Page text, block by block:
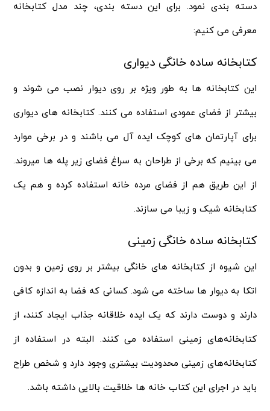
دسته بندی نمود. برای این دسته بندی، چند مدل کتابخانه
معرفی می کنیم:
کتابخانه ساده خانگی دیواری
این کتابخانه ها به طور ویژه بر روی دیوار نصب می شوند و
بیشتر از فضای عمودی استفاده می کنند. کتابخانه های دیواری
برای آپارتمان های کوچک ایده آل می باشند و در برخی موارد
می‌ بینیم که برخی از طراحان به سراغ فضای زیر پله ها میروند.
از این طریق هم از فضای مرده خانه استفاده کرده و هم یک
کتابخانه شیک و زیبا می سازند.
کتابخانه ساده خانگی زمینی
این شیوه از کتابخانه های خانگی بیشتر بر روی زمین و بدون
اتکا به دیوار ها ساخته می شود. کسانی که فضا به اندازه کافی
دارند و دوست دارند که یک ایده خلاقانه جذاب ایجاد کنند، از
کتابخانه‌های زمینی استفاده می کنند. البته در استفاده از
کتابخانه‌های زمینی محدودیت بیشتری وجود دارد و شخص طراح
باید در اجرای این کتاب خانه ها خلاقیت بالایی داشته باشد.